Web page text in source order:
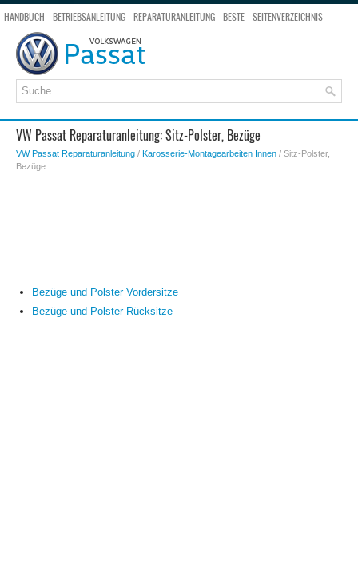
HANDBUCH BETRIEBSANLEITUNG REPARATURANLEITUNG BESTE
SEITENVERZEICHNIS
SEITENSUCHE
VW Passat Reparaturanleitung: Sitz-Polster, Bezüge
VW Passat Reparaturanleitung / Karosserie-Montagearbeiten Innen / Sitz-Polster,
Bezüge
Bezüge und Polster Vordersitze
Bezüge und Polster Rücksitze